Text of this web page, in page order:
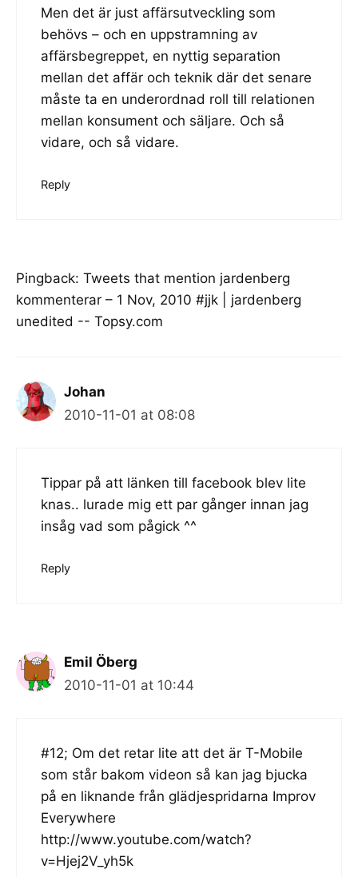
Men det är just affärsutveckling som
behövs – och en uppstramning av
affärsbegreppet, en nyttig separation
mellan det affär och teknik där det senare
måste ta en underordnad roll till relationen
mellan konsument och säljare. Och så
vidare, och så vidare.
Reply
Pingback: Tweets that mention jardenberg
kommenterar – 1 Nov, 2010 #jjk | jardenberg
unedited -- Topsy.com
Johan
2010-11-01 at 08:08
Tippar på att länken till facebook blev lite
knas.. lurade mig ett par gånger innan jag
insåg vad som pågick ^^
Reply
Emil Öberg
2010-11-01 at 10:44
#12; Om det retar lite att det är T-Mobile
som står bakom videon så kan jag bjucka
på en liknande från glädjespridarna Improv
Everywhere
http://www.youtube.com/watch?
v=Hjej2V_yh5k